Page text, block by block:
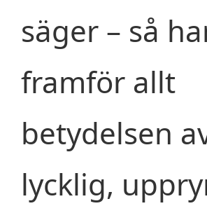
säger – så
framför allt
betydelsen
lycklig,